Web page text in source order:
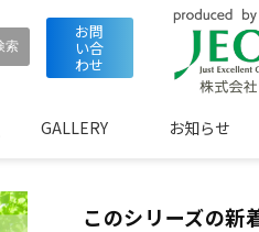
お問
い合
わせ
GALLERY お知らせ
このシリーズの新